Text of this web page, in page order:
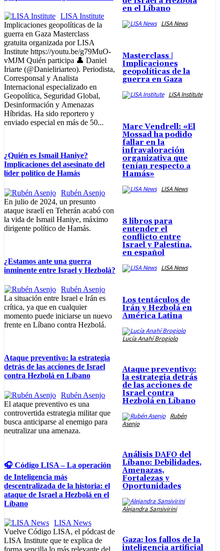
LISA Institute
Implicaciones geopolíticas de la
guerra en Gaza Masterclass
gratuita organizada por LISA
Institute https://youtu.be/g79MuO-
vMJM Quién participa 👤 Daniel
Iriarte (@Danieliriarteo). Periodista,
Corresponsal y Analista
Internacional especializado en
Geopolítica, Seguridad Global,
Desinformación y Amenazas
Híbridas. Ha sido reportero y
enviado especial en más de 50...
¿Quién es Ismail Haniye?
Implicaciones del asesinato del
líder político de Hamás
Rubén Asenjo
En julio de 2024, un presunto
ataque israelí en Teherán acabó con
la vida de Ismail Haniye, máximo
dirigente político de Hamás.
¿Estamos ante una guerra
inminente entre Israel y Hezbolá?
Rubén Asenjo
La situación entre Israel e Irán es
crítica, ya que en cualquier
momento puede iniciarse un nuevo
frente en Líbano contra Hezbolá.
Ataque preventivo: la estrategia
detrás de las acciones de Israel
contra Hezbolá en Líbano
Rubén Asenjo
El ataque preventivo es una
controvertida estrategia militar que
busca anticiparse al enemigo para
neutralizar una amenaza.
🎧 Código LISA – La operación
de Inteligencia más
descentralizada de la historia: el
ataque de Israel a Hezbolá en el
Líbano
LISA News
Vuelve Código LISA, el pódcast de
LISA Institute que te explica de
en el Líbano
LISA News
Masterclass |
Implicaciones
geopolíticas de la
guerra en Gaza
LISA Institute
Marc Vendrell: «El
Mossad ha podido
fallar en la
infravaloración
organizativa que
tenían respecto a
Hamás»
LISA News
8 libros para
entender el
conflicto entre
Israel y Palestina,
en español
LISA News
Los tentáculos de
Irán y Hezbolá en
América Latina
Lucía Anahí Brogiolo
Ataque preventivo:
la estrategia detrás
de las acciones de
Israel contra
Hezbolá en Líbano
Rubén
Asenjo
Análisis DAFO del
Líbano: Debilidades,
Amenazas,
Fortalezas y
Oportunidades
Alejandra Sansivirini
Gaza: los fallos de la
inteligencia artificial